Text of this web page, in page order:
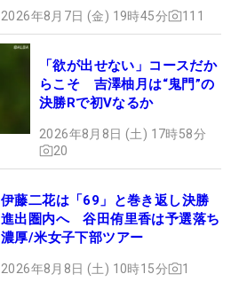
2026年8月7日 (金) 19時45分 111
「欲が出せない」コースだか
らこそ 吉澤柚月は“鬼門”の
決勝Rで初Vなるか
2026年8月8日 (土) 17時58分
20
伊藤二花は「69」と巻き返し決勝
進出圏内へ 谷田侑里香は予選落ち
濃厚/米女子下部ツアー
2026年8月8日 (土) 10時15分 1